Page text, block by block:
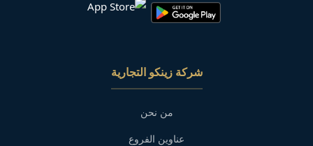
شركة زينكو التجارية
من نحن
عناوين الفروع